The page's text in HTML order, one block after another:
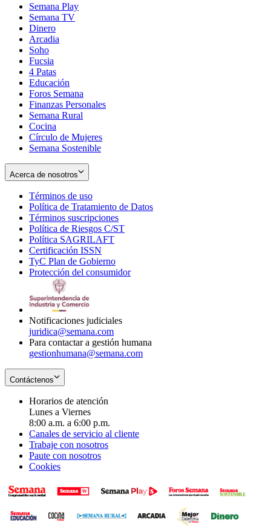
Semana Play
Semana TV
Dinero
Arcadia
Soho
in
new
window
Fucsia
in
new
window
4 Patas
Educación
Foros Semana
Finanzas Personales
Semana Rural
Cocina
Círculo de Mujeres
Semana Sostenible
Acerca de nosotros
Términos de uso
in
new
window
Política de Tratamiento de Datos
Términos suscripciones
in
Política de Riesgos C/ST
Política SAGRILAFT
new
window
Certificación ISSN
in
new
TyC Plan de Gobierno
in
Protección del consumidorOpens
Notificaciones judiciales
juridica@semana.com
Para contactar a gestión humana
gestionhumana@semana.com
Contáctenos
Horarios de atención
Lunes a Viernes
8:00 a.m. a 6:00 p.m.
Canales de servicio al cliente
Trabaje con nosotros
Paute con nosotros
Cookies